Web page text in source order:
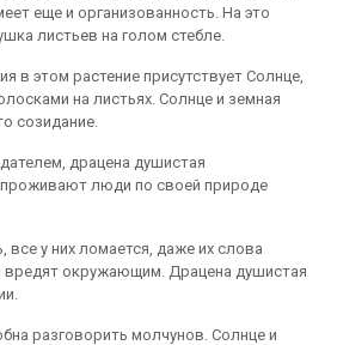
еще и организованность. На это
листьев на голом стебле.
в этом растение присутствует Солнце,
на листьях. Солнце и земная
созидание.
драцена душистая
люди по своей природе
все у них ломается, даже их слова
окружающим. Драцена душистая
разговорить молчунов. Солнце и